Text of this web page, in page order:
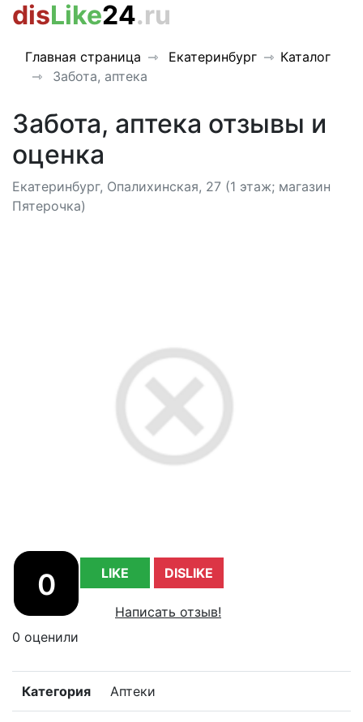
disLike24.ru
Главная страница Екатеринбург
Каталог
Забота, аптека
Забота, аптека отзывы и
оценка
Екатеринбург, Опалихинская, 27 (1 этаж; магазин
Пятерочка)
0 LIKE DISLIKE
Написать отзыв!
0 оценили
Категория Аптеки